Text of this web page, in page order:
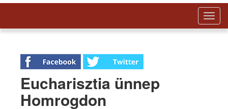
Eucharisztia ünnep
Homrogdon